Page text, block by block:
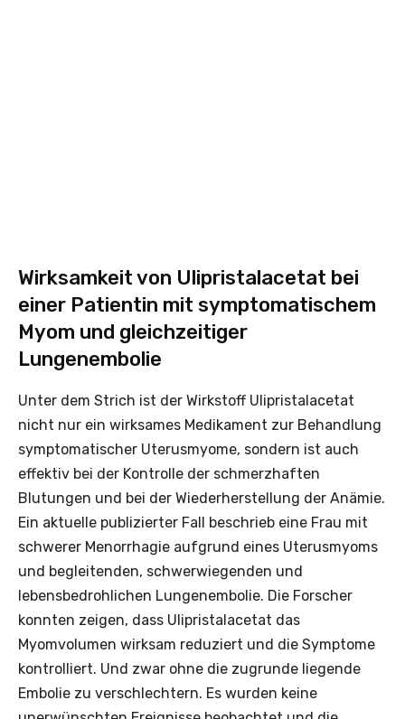
Wirksamkeit von Ulipristalacetat bei
einer Patientin mit symptomatischem
Myom und gleichzeitiger
Lungenembolie
Unter dem Strich ist der Wirkstoff Ulipristalacetat
nicht nur ein wirksames Medikament zur Behandlung
symptomatischer Uterusmyome, sondern ist auch
effektiv bei der Kontrolle der schmerzhaften
Blutungen und bei der Wiederherstellung der Anämie.
Ein aktuelle publizierter Fall beschrieb eine Frau mit
schwerer Menorrhagie aufgrund eines Uterusmyoms
und begleitenden, schwerwiegenden und
lebensbedrohlichen Lungenembolie. Die Forscher
konnten zeigen, dass Ulipristalacetat das
Myomvolumen wirksam reduziert und die Symptome
kontrolliert. Und zwar ohne die zugrunde liegende
Embolie zu verschlechtern. Es wurden keine